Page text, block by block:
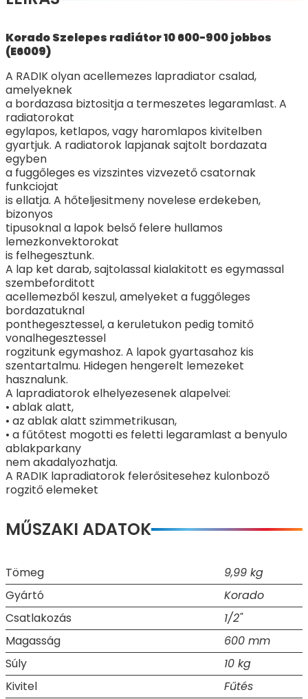
Korado Szelepes radiátor 10 600-900 jobbos
(E6009)
A RADIK olyan acellemezes lapradiator csalad,
amelyeknek
a bordazasa biztositja a termeszetes legaramlast. A
radiatorokat
egylapos, ketlapos, vagy haromlapos kivitelben
gyartjuk. A radiatorok lapjanak sajtolt bordazata
egyben
a fuggőleges es vizszintes vizvezető csatornak
funkciojat
is ellatja. A hőteljesitmeny novelese erdekeben,
bizonyos
tipusoknal a lapok belső felere hullamos
lemezkonvektorokat
is felhegesztunk.
A lap ket darab, sajtolassal kialakitott es egymassal
szembeforditott
acellemezből keszul, amelyeket a fuggőleges
bordazatuknal
ponthegesztessel, a keruletukon pedig tomitő
vonalhegesztessel
rogzitunk egymashoz. A lapok gyartasahoz kis
szentartalmu. Hidegen hengerelt lemezeket
hasznalunk.
A lapradiatorok elhelyezesenek alapelvei:
• ablak alatt,
• az ablak alatt szimmetrikusan,
• a fűtőtest mogotti es feletti legaramlast a benyulo
ablakparkany
nem akadalyozhatja.
A RADIK lapradiatorok felerősitesehez kulonboző
rogzitő elemeket
MŰSZAKI ADATOK
Tömeg
9,99 kg
Gyártó
Korado
Csatlakozás
1/2"
Magasság
600 mm
Súly
10 kg
Kivitel
Fűtés